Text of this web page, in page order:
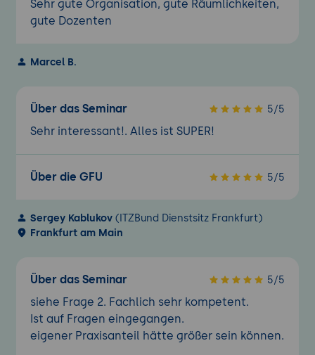
Sehr gute Organisation, gute Räumlichkeiten,
gute Dozenten
Marcel B.
Über das Seminar 5/5
Sehr interessant!. Alles ist SUPER!
Über die GFU 5/5
Sergey Kablukov(ITZBund Dienstsitz Frankfurt)
Frankfurt am Main
Über das Seminar 5/5
siehe Frage 2. Fachlich sehr kompetent.
Ist auf Fragen eingegangen.
eigener Praxisanteil hätte größer sein können.